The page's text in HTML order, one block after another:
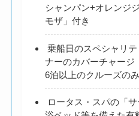
シャンパン+オレンジ
モザ」付き
乗船日のスペシャリ
ナーのカバーチャージ
6泊以上のクルーズのみ
ロータス・スパの「